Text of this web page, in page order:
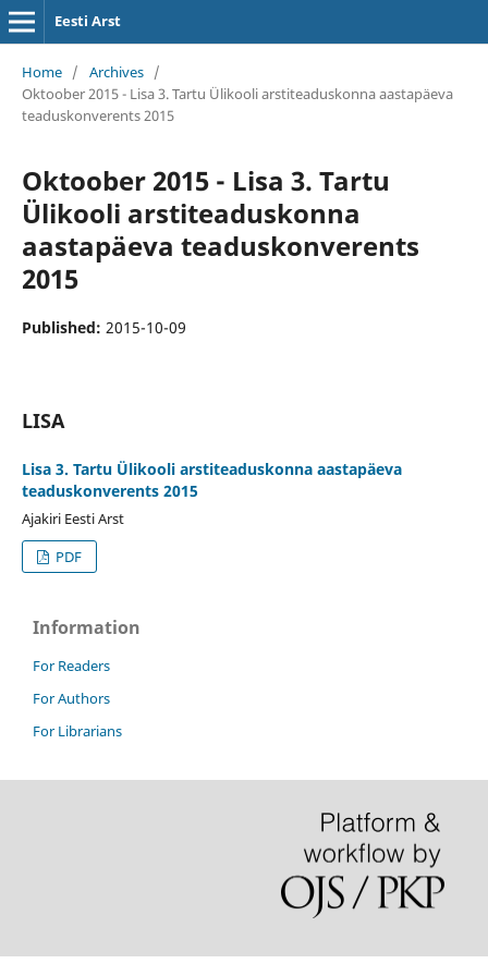
Eesti Arst
Home / Archives /
Oktoober 2015 - Lisa 3. Tartu Ülikooli arstiteaduskonna aastapäeva
teaduskonverents 2015
Oktoober 2015 - Lisa 3. Tartu
Ülikooli arstiteaduskonna
aastapäeva teaduskonverents
2015
Published: 2015-10-09
LISA
Lisa 3. Tartu Ülikooli arstiteaduskonna aastapäeva
teaduskonverents 2015
Ajakiri Eesti Arst
PDF
Information
For Readers
For Authors
For Librarians